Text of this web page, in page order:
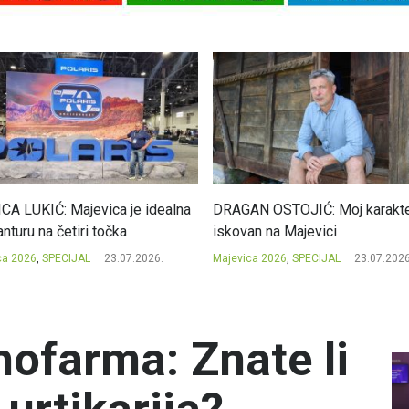
LUKIĆ: Majevica je idealna
na četiri točka
2026, SPECIJAL 23.07.2026.
DRAGAN OSTOJIĆ: Moj
iskovan na Majevici
Majevica 2026, SPECIJAL
Znate li